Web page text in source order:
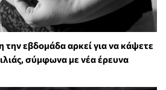
εβδομάδα αρκεί για να κάψετε
σύμφωνα με νέα έρευνα